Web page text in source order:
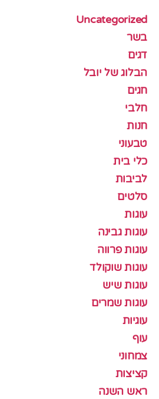
Uncategorized
בשר
דגים
הבלוג של יובל
חגים
חלבי
חנות
טבעוני
כלי בית
לביבות
סלטים
עוגות
עוגות גבינה
עוגות פרווה
עוגות שוקולד
עוגות שיש
עוגות שמרים
עוגיות
עוף
צמחוני
קציצות
ראש השנה